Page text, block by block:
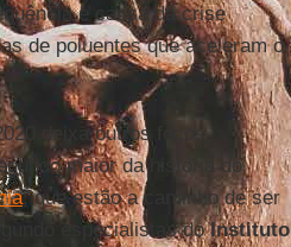
e causa da crise
de poluentes que aceleram o
deixa outros focos
maior da história do
, que estão a caminho de ser
especialistas doInstituto